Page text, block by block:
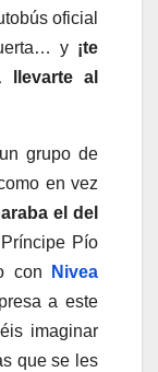
oficial
y ¡te
al
grupo de
en vez
el del
Pío
con
Nivea
a este
imaginar
que se les